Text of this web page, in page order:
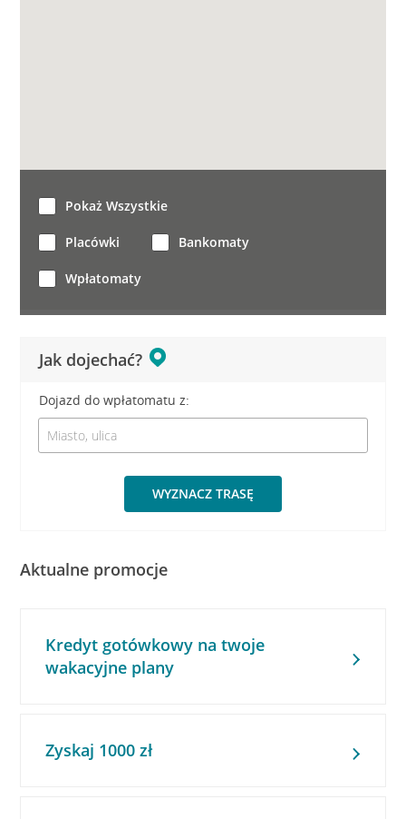
Jak dojechać?
Dojazd do wpłatomatu z:
WYZNACZ TRASĘ
Pokaż Wszystkie
Placówki Bankomaty
Wpłatomaty
Aktualne promocje
Kredyt gotówkowy na twoje
wakacyjne plany
Zyskaj 1000 zł